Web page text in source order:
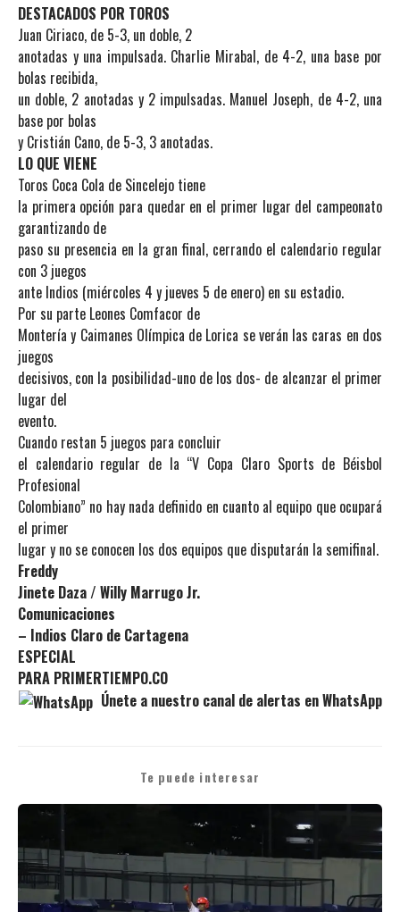
DESTACADOS POR TOROS
Juan Ciriaco, de 5-3, un doble, 2
anotadas y una impulsada. Charlie Mirabal, de 4-2, una base por
bolas recibida,
un doble, 2 anotadas y 2 impulsadas. Manuel Joseph, de 4-2, una
base por bolas
y Cristián Cano, de 5-3, 3 anotadas.
LO QUE VIENE
Toros Coca Cola de Sincelejo tiene
la primera opción para quedar en el primer lugar del campeonato
garantizando de
paso su presencia en la gran final, cerrando el calendario regular
con 3 juegos
ante Indios (miércoles 4 y jueves 5 de enero) en su estadio.
Por su parte Leones Comfacor de
Montería y Caimanes Olímpica de Lorica se verán las caras en dos
juegos
decisivos, con la posibilidad-uno de los dos- de alcanzar el primer
lugar del
evento.
Cuando restan 5 juegos para concluir
el calendario regular de la “V Copa Claro Sports de Béisbol
Profesional
Colombiano” no hay nada definido en cuanto al equipo que ocupará
el primer
lugar y no se conocen los dos equipos que disputarán la semifinal.
Freddy
Jinete Daza / Willy Marrugo Jr.
Comunicaciones
– Indios Claro de Cartagena
ESPECIAL
PARA PRIMERTIEMPO.CO
Únete a nuestro canal de alertas en WhatsApp
Te puede interesar